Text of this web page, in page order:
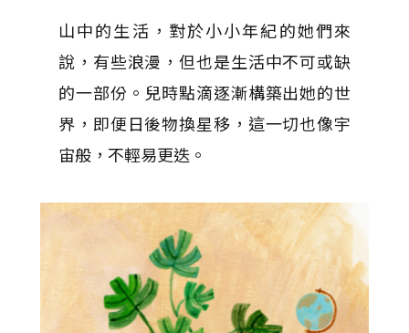
山中的生活，對於小小年紀的她們來
說，有些浪漫，但也是生活中不可或缺
的一部份。兒時點滴逐漸構築出她的世
界，即便日後物換星移，這一切也像宇
宙般，不輕易更迭。